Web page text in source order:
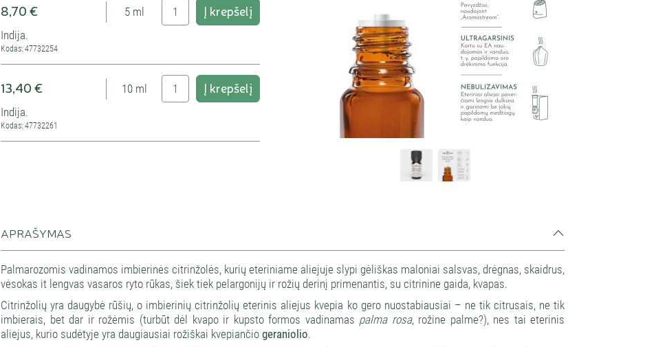
8,70 € 5 ml Į krepšelį
Indija.
Kodas: 47732254
13,40 € 10 ml Į krepšelį
Indija.
Kodas: 47732261
APRAŠYMAS
Palmarozomis vadinamos imbierinės citrinžolės, kurių eteriniame aliejuje slypi gėliškas maloniai salsvas, drėgnas, skaidrus,
vėsokas it lengvas vasaros ryto rūkas, šiek tiek pelargonijų ir rožių derinį primenantis, su citrinine gaida, kvapas.
Citrinžolių yra daugybė rūšių, o imbierinių citrinžolių eterinis aliejus kvepia ko gero nuostabiausiai – ne tik citrusais, ne tik
imbierais, bet dar ir rožėmis (turbūt dėl kvapo ir kupsto formos vadinamas palma rosa, rožine palme?), nes tai eterinis
aliejus, kurio sudėtyje yra daugiausiai rožiškai kvepiančio geraniolio.